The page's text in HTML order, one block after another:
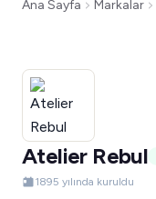
Ana Sayfa Markalar
Atelier Rebul
1895 yılında kuruldu